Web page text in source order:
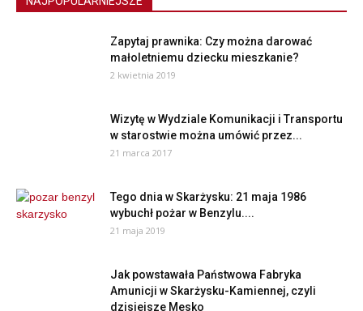
Zapytaj prawnika: Czy można darować
małoletniemu dziecku mieszkanie?
2 kwietnia 2019
Wizytę w Wydziale Komunikacji i Transportu
w starostwie można umówić przez...
21 marca 2017
Tego dnia w Skarżysku: 21 maja 1986
wybuchł pożar w Benzylu....
21 maja 2019
Jak powstawała Państwowa Fabryka
Amunicji w Skarżysku-Kamiennej, czyli
dzisiejsze Mesko